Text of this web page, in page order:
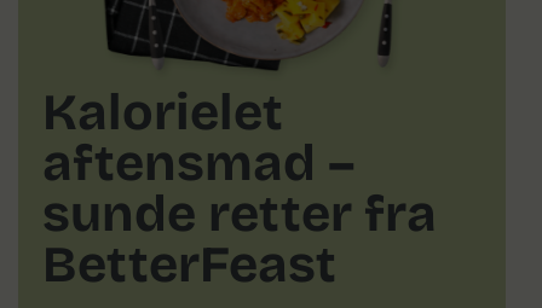
Kalorielet
aftensmad –
sunde retter fra
BetterFeast